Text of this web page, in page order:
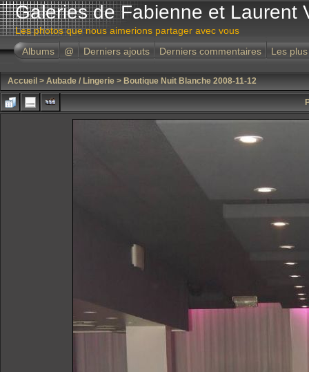
Galeries de Fabienne et Laurent
Les photos que nous aimerions partager avec vous
Albums
@ Derniers ajouts Derniers commentaires Les
Accueil > Aubade / Lingerie > Boutique Nuit Blanche 2008-11-12